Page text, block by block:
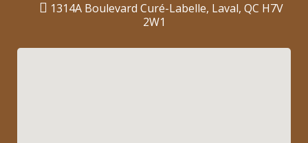
1314A Boulevard Curé-Labelle, Laval, QC H7V
2W1